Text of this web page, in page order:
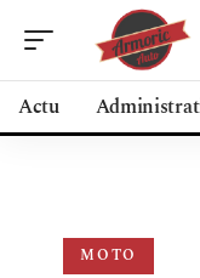
Actu
MOTO